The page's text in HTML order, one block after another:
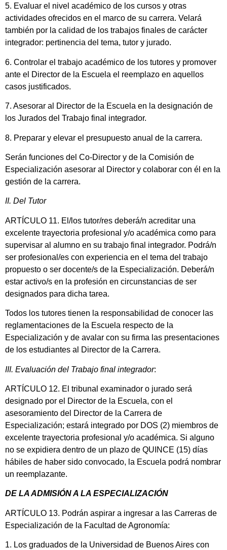
5. Evaluar el nivel académico de los cursos y otras
actividades ofrecidos en el marco de su carrera. Velará
también por la calidad de los trabajos finales de carácter
integrador: pertinencia del tema, tutor y jurado.
6. Controlar el trabajo académico de los tutores y promover
ante el Director de la Escuela el reemplazo en aquellos
casos justificados.
7. Asesorar al Director de la Escuela en la designación de
los Jurados del Trabajo final integrador.
8. Preparar y elevar el presupuesto anual de la carrera.
Serán funciones del Co-Director y de la Comisión de
Especialización asesorar al Director y colaborar con él en la
gestión de la carrera.
II. Del Tutor
ARTÍCULO 11. El/los tutor/res deberá/n acreditar una
excelente trayectoria profesional y/o académica como para
supervisar al alumno en su trabajo final integrador. Podrá/n
ser profesional/es con experiencia en el tema del trabajo
propuesto o ser docente/s de la Especialización. Deberá/n
estar activo/s en la profesión en circunstancias de ser
designados para dicha tarea.
Todos los tutores tienen la responsabilidad de conocer las
reglamentaciones de la Escuela respecto de la
Especialización y de avalar con su firma las presentaciones
de los estudiantes al Director de la Carrera.
III. Evaluación del Trabajo final integrador:
ARTÍCULO 12. El tribunal examinador o jurado será
designado por el Director de la Escuela, con el
asesoramiento del Director de la Carrera de
Especialización; estará integrado por DOS (2) miembros de
excelente trayectoria profesional y/o académica. Si alguno
no se expidiera dentro de un plazo de QUINCE (15) días
hábiles de haber sido convocado, la Escuela podrá nombrar
un reemplazante.
DE LA ADMISIÓN A LA ESPECIALIZACIÓN
ARTÍCULO 13. Podrán aspirar a ingresar a las Carreras de
Especialización de la Facultad de Agronomía:
1. Los graduados de la Universidad de Buenos Aires con